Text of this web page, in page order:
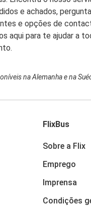
e achados,
e opções de
aqui para te ajudar a
na Alemanha e na
FlixBus
Sobre a Flix
Emprego
Imprensa
Condições